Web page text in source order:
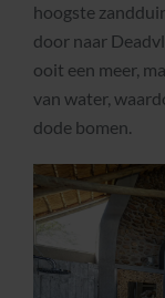
hoogste
door naar
ooit een meer,
van water,
dode bomen.